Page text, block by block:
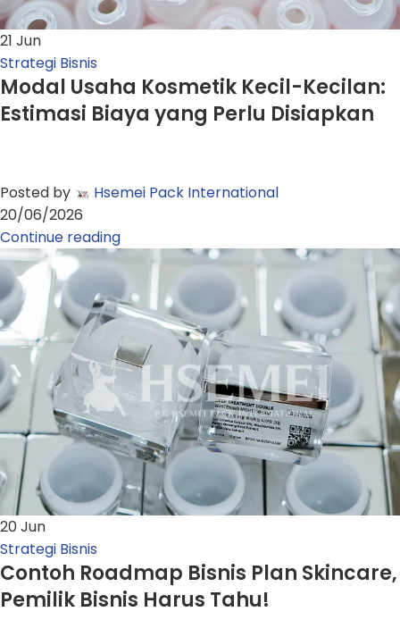
21 Jun
Strategi Bisnis
Modal Usaha Kosmetik Kecil-Kecilan:
Estimasi Biaya yang Perlu Disiapkan
Posted by
Hsemei Pack International
20/06/2026
Continue reading
20Jun
Strategi Bisnis
Contoh Roadmap Bisnis Plan Skincare,
Pemilik Bisnis Harus Tahu!